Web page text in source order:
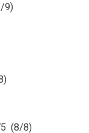
9)
(8/8)